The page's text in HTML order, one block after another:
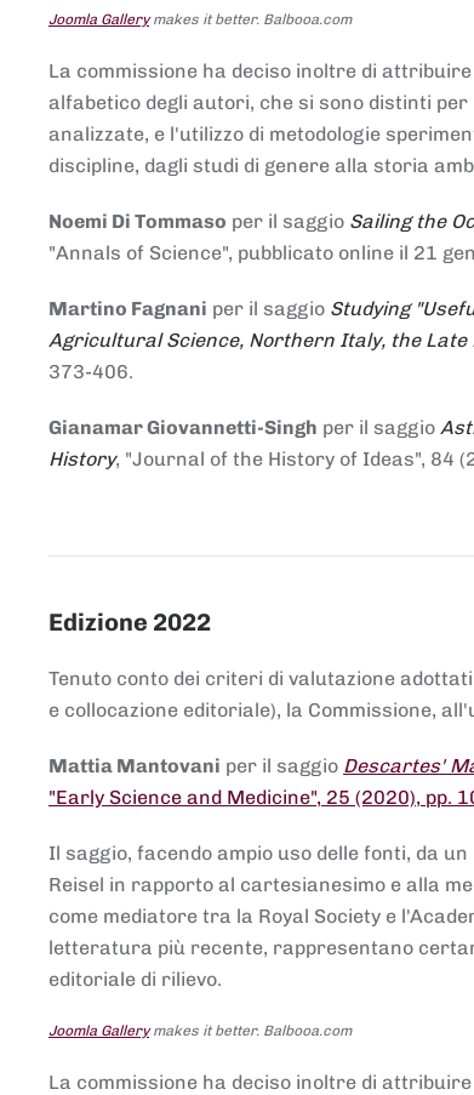
Joomla Gallerymakes it better. Balbooa.com
La commissione ha deciso inoltre di
alfabetico degli autori, che si sono distinti
analizzate, e l'utilizzo di metodologie
discipline, dagli studi di genere alla storia
Noemi Di Tommaso per il saggio Sailing the
"Annals of Science", pubblicato online il 21
Martino Fagnani per il saggio Studying
Agricultural Science, Northern Italy, the
373-406.
Gianamar Giovannetti-Singh per il saggio
History, "Journal of the History of Ideas", 84
Edizione 2022
Tenuto conto dei criteri di valutazione
e collocazione editoriale), la Commissione,
Mattia Mantovani per il saggio Descartes'
"Early Science and Medicine", 25 (2020), pp.
Il saggio, facendo ampio uso delle fonti, da
Reisel in rapporto al cartesianesimo e alla
come mediatore tra la Royal Society e
letteratura più recente, rappresentano
editoriale di rilievo.
Joomla Gallerymakes it better. Balbooa.com
La commissione ha deciso inoltre di